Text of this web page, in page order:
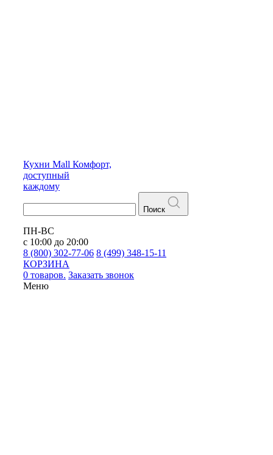
Кухни Mall Комфорт,
доступный
каждому
Поиск
ПН-ВС
с 10:00 до 20:00
8 (800) 302-77-06 8 (499) 348-15-11
КОРЗИНА
0 товаров. Заказать звонок
Меню